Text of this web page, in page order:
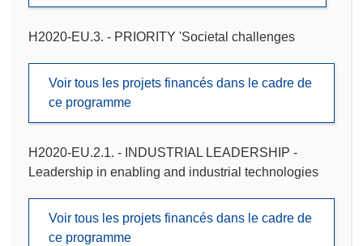
H2020-EU.3. - PRIORITY 'Societal challenges
Voir tous les projets financés dans le cadre de
ce programme
H2020-EU.2.1. - INDUSTRIAL LEADERSHIP -
Leadership in enabling and industrial technologies
Voir tous les projets financés dans le cadre de
ce programme